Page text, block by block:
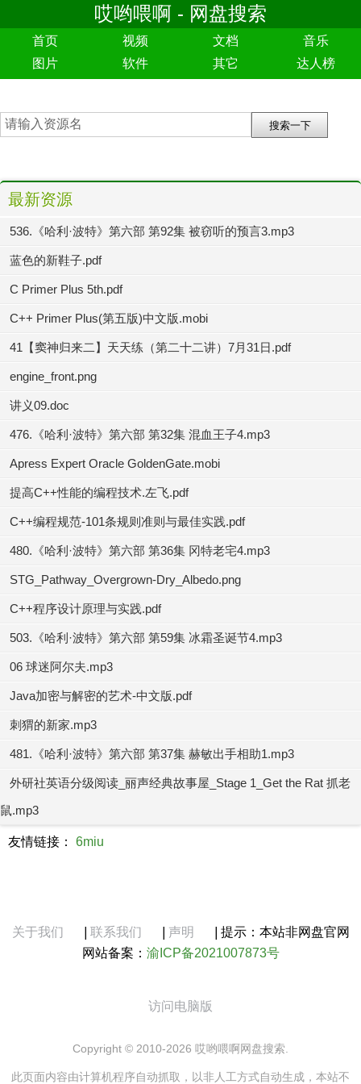
哎哟喂啊 - 网盘搜索
首页 视频 文档
音乐
图片
软件 其它 达人榜
最新资源
536.《哈利·波特》第六部 第92集 被窃听的预言3.mp3
蓝色的新鞋子.pdf
C Primer Plus 5th.pdf
C++ Primer Plus(第五版)中文版.mobi
41【窦神归来二】天天练（第二十二讲）7月31日.pdf
engine_front.png
讲义09.doc
476.《哈利·波特》第六部 第32集 混血王子4.mp3
Apress Expert Oracle GoldenGate.mobi
提高C++性能的编程技术.左飞.pdf
C++编程规范-101条规则准则与最佳实践.pdf
480.《哈利·波特》第六部 第36集 冈特老宅4.mp3
STG_Pathway_Overgrown-Dry_Albedo.png
C++程序设计原理与实践.pdf
503.《哈利·波特》第六部 第59集 冰霜圣诞节4.mp3
06 球迷阿尔夫.mp3
Java加密与解密的艺术-中文版.pdf
刺猬的新家.mp3
481.《哈利·波特》第六部 第37集 赫敏出手相助1.mp3
外研社英语分级阅读_丽声经典故事屋_Stage 1_Get the Rat 抓老
鼠.mp3
友情链接： 6miu
关于我们 联系我们 声明
提示：本站非网盘官网
网站备案： 渝ICP备2021007873号
访问电脑版
Copyright © 2010-2026 哎哟喂啊网盘搜索.
此页面内容由计算机程序自动抓取，以非人工方式自动生成，本站不